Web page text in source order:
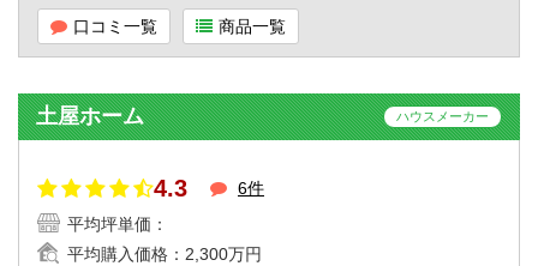
口コミ一覧 商品一覧
土屋ホーム ハウスメーカー
4.3
6件
平均坪単価：
平均購入価格： 2,300万円